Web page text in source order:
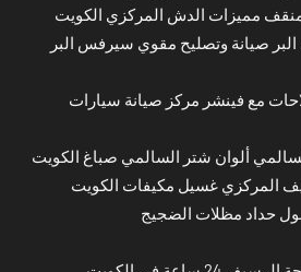
مميزات الدش المركزي الكويت
صيانة وتصليح مقوي سيرفس البر
مع فينشر مركز صيانة سيارات
ألوان شتر السالمي صباغ الكويت
المركزي غسيل مكيفات الكويت
حداد مظلات الضجيج